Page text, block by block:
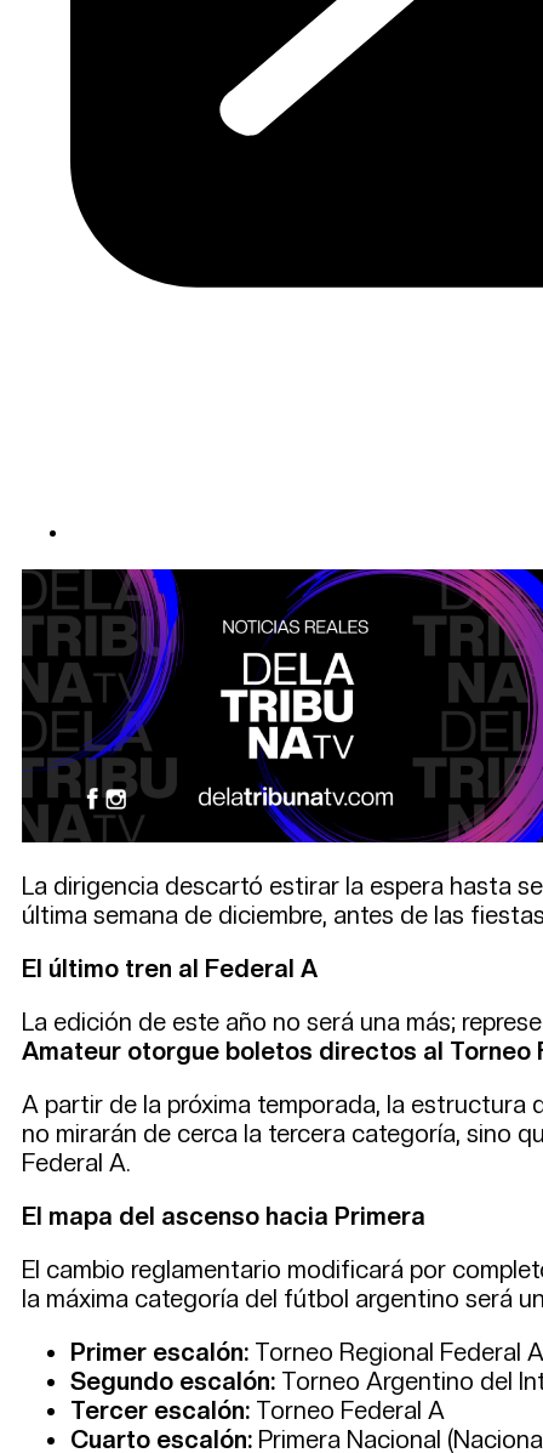
La dirigencia descartó estirar la espera hasta
última semana de diciembre, antes de las
El último tren al Federal A
La edición de este año no será una más;
Amateur otorgue boletos directos al Torneo
A partir de la próxima temporada, la estructura
no mirarán de cerca la tercera categoría, sino
Federal A.
El mapa del ascenso hacia Primera
El cambio reglamentario modificará por
la máxima categoría del fútbol argentino será
Primer escalón: Torneo Regional Federal
Segundo escalón: Torneo Argentino del
Tercer escalón: Torneo Federal A
Cuarto escalón: Primera Nacional